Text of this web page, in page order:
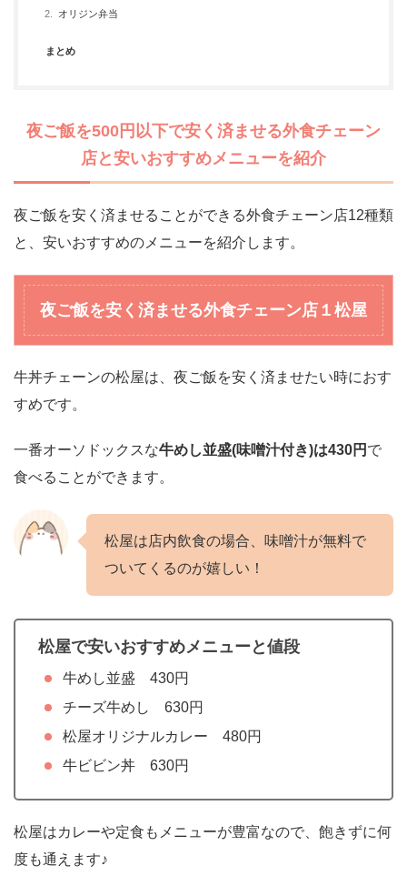
オリジン弁当
まとめ
夜ご飯を500円以下で安く済ませる外食チェーン
店と安いおすすめメニューを紹介
夜ご飯を安く済ませることができる外食チェーン店12種類
と、安いおすすめのメニューを紹介します。
夜ご飯を安く済ませる外食チェーン店 １松屋
牛丼チェーンの松屋は、夜ご飯を安く済ませたい時におす
すめです。
一番オーソドックスな牛めし並盛(味噌汁付き)は430円 で
食べることができます。
松屋は店内飲食の場合、味噌汁が無料で
ついてくるのが嬉しい！
松屋で安いおすすめメニューと値段
牛めし並盛 430円
チーズ牛めし 630円
松屋オリジナルカレー 480円
牛ビビン丼 630円
松屋はカレーや定食もメニューが豊富なので、飽きずに何
度も通えます♪